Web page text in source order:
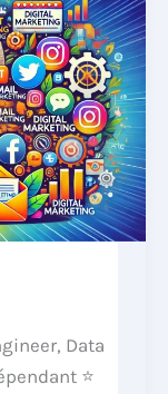
Data
⭐